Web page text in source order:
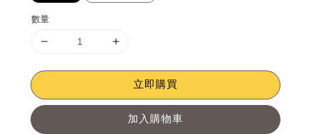
數量
立即購買
加入購物車